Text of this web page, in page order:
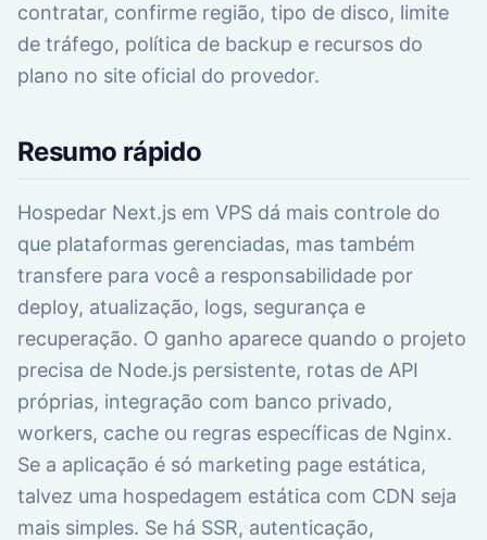
contratar, confirme região, tipo de disco, limite
de tráfego, política de backup e recursos do
plano no site oficial do provedor.
Resumo rápido
Hospedar Next.js em VPS dá mais controle do
que plataformas gerenciadas, mas também
transfere para você a responsabilidade por
deploy, atualização, logs, segurança e
recuperação. O ganho aparece quando o projeto
precisa de Node.js persistente, rotas de API
próprias, integração com banco privado,
workers, cache ou regras específicas de Nginx.
Se a aplicação é só marketing page estática,
talvez uma hospedagem estática com CDN seja
mais simples. Se há SSR, autenticação,